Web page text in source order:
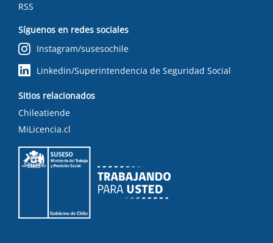
RSS
Síguenos en redes sociales
Instagram/susesochile
Linkedin/Superintendencia de Seguridad Social
Sitios relacionados
Chileatiende
MiLicencia.cl